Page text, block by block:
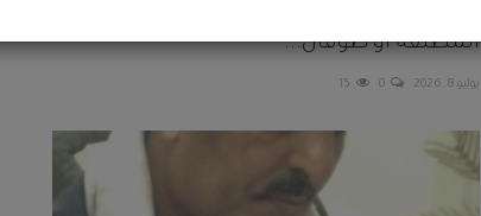
المطلقة أو طوفان...
يوليو 8, 2026 0
15